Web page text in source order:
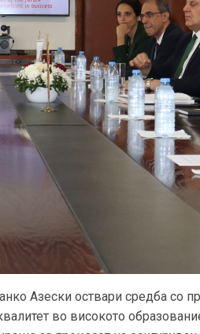
Азески оствари средба со
во високото